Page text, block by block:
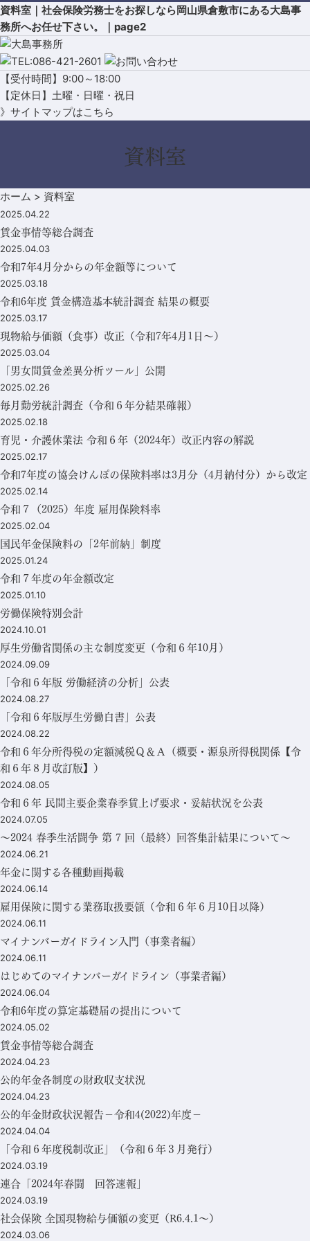
資料室｜社会保険労務士をお探しなら岡山県倉敷市にある大島事
務所へお任せ下さい。｜page2
【受付時間】9:00～18:00
【定休日】土曜・日曜・祝日
》サイトマップはこちら
資料室
ホーム > 資料室
2025.04.22
賃金事情等総合調査
2025.04.03
令和7年4月分からの年金額等について
2025.03.18
令和6年度 賃金構造基本統計調査 結果の概要
2025.03.17
現物給与価額（食事）改正（令和7年4月1日～）
2025.03.04
「男女間賃金差異分析ツール」公開
2025.02.26
毎月勤労統計調査（令和６年分結果確報）
2025.02.18
育児・介護休業法 令和６年（2024年）改正内容の解説
2025.02.17
令和7年度の協会けんぽの保険料率は3月分（4月納付分）から改定
2025.02.14
令和７（2025）年度 雇用保険料率
2025.02.04
国民年金保険料の「2年前納」制度
2025.01.24
令和７年度の年金額改定
2025.01.10
労働保険特別会計
2024.10.01
厚生労働省関係の主な制度変更（令和６年10月）
2024.09.09
「令和６年版 労働経済の分析」公表
2024.08.27
「令和６年版厚生労働白書」公表
2024.08.22
令和６年分所得税の定額減税Ｑ＆Ａ（概要・源泉所得税関係【令
和６年８月改訂版】）
2024.08.05
令和６年 民間主要企業春季賃上げ要求・妥結状況を公表
2024.07.05
～2024 春季生活闘争 第 7 回（最終）回答集計結果について～
2024.06.21
年金に関する各種動画掲載
2024.06.14
雇用保険に関する業務取扱要領（令和６年６月10日以降）
2024.06.11
マイナンバーガイドライン入門（事業者編）
2024.06.11
はじめてのマイナンバーガイドライン（事業者編）
2024.06.04
令和6年度の算定基礎届の提出について
2024.05.02
賃金事情等総合調査
2024.04.23
公的年金各制度の財政収支状況
2024.04.23
公的年金財政状況報告－令和4(2022)年度－
2024.04.04
「令和６年度税制改正」（令和６年３月発行）
2024.03.19
連合「2024年春闘 回答速報」
2024.03.19
社会保険 全国現物給与価額の変更（R6.4.1～）
2024.03.06